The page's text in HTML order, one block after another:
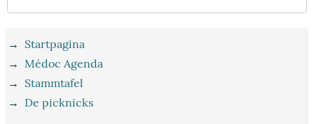
→ Startpagina
→ Médoc Agenda
→ Stammtafel
→ De picknicks